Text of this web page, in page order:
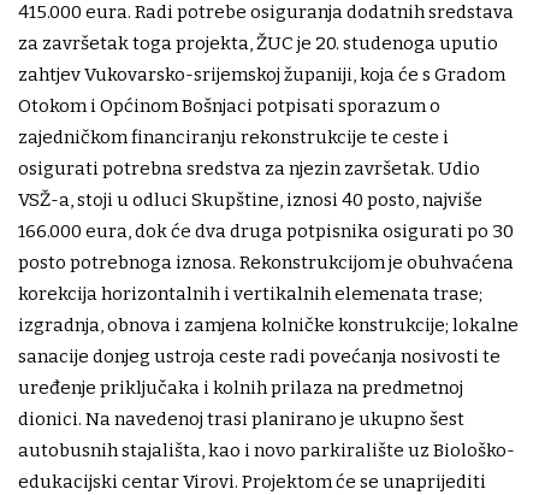
415.000 eura. Radi potrebe osiguranja dodatnih sredstava
za završetak toga projekta, ŽUC je 20. studenoga uputio
zahtjev Vukovarsko-srijemskoj županiji, koja će s Gradom
Otokom i Općinom Bošnjaci potpisati sporazum o
zajedničkom financiranju rekonstrukcije te ceste i
osigurati potrebna sredstva za njezin završetak. Udio
VSŽ-a, stoji u odluci Skupštine, iznosi 40 posto, najviše
166.000 eura, dok će dva druga potpisnika osigurati po 30
posto potrebnoga iznosa. Rekonstrukcijom je obuhvaćena
korekcija horizontalnih i vertikalnih elemenata trase;
izgradnja, obnova i zamjena kolničke konstrukcije; lokalne
sanacije donjeg ustroja ceste radi povećanja nosivosti te
uređenje priključaka i kolnih prilaza na predmetnoj
dionici. Na navedenoj trasi planirano je ukupno šest
autobusnih stajališta, kao i novo parkiralište uz Biološko-
edukacijski centar Virovi. Projektom će se unaprijediti